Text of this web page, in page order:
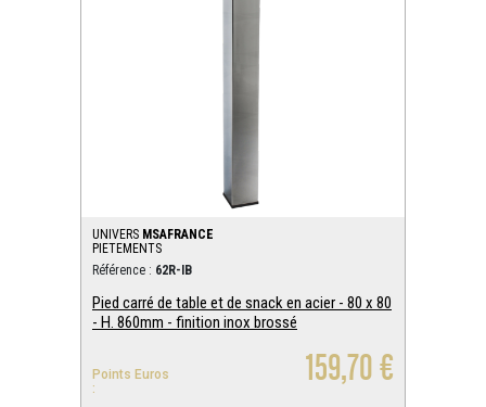
UNIVERS MSAFRANCE
PIETEMENTS
Référence : 62R-IB
Pied carré de table et de snack en acier - 80 x 80
- H. 860mm - finition inox brossé
Points Euros
:
159,70 €